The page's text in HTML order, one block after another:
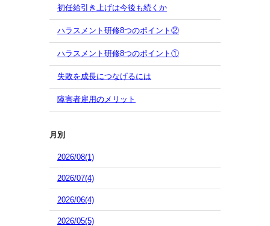
初任給引き上げは今後も続くか
ハラスメント研修8つのポイント②
ハラスメント研修8つのポイント①
失敗を成長につなげるには
障害者雇用のメリット
月別
2026/08(1)
2026/07(4)
2026/06(4)
2026/05(5)